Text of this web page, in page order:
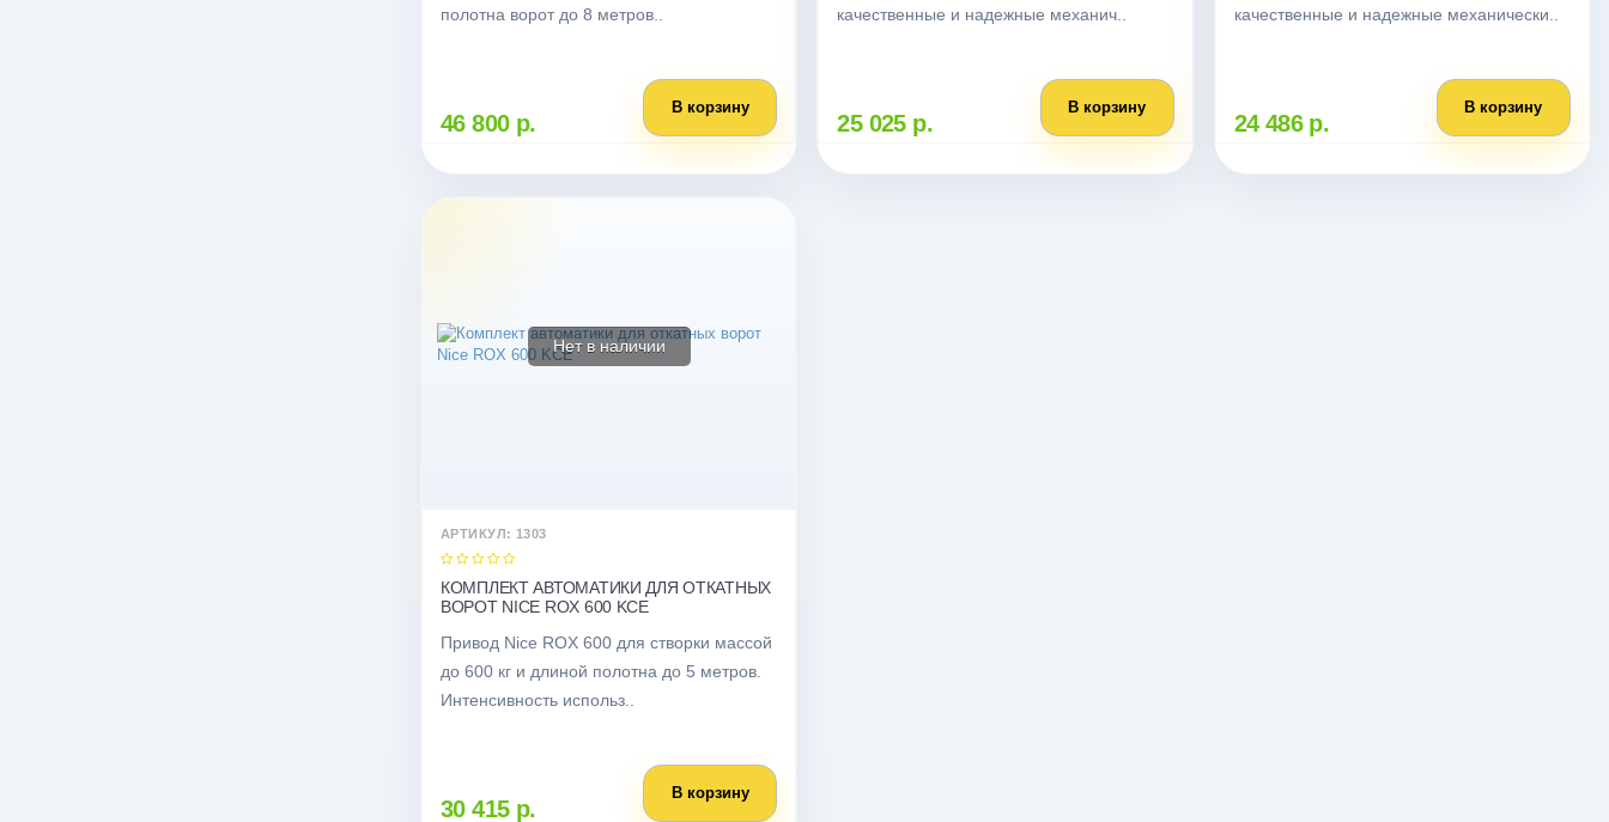
полотна ворот до 8 метров..
46 800 р.
В корзину
качественные и надежные механич..
25 025 р.
В корзину
качественные и надежные механически..
24 486 р.
В корзину
Нет в наличии
АРТИКУЛ: 1303
КОМПЛЕКТ АВТОМАТИКИ ДЛЯ ОТКАТНЫХ
ВОРОТ NICE ROX 600 KCE
Привод Nice ROX 600 для створки массой
до 600 кг и длиной полотна до 5 метров.
Интенсивность использ..
30 415 р.
В корзину